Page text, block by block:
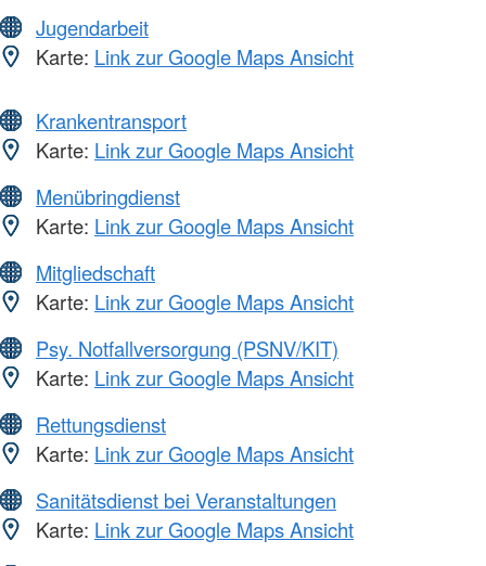
Jugendarbeit
Karte: Link zur Google Maps Ansicht
Krankentransport
Karte: Link zur Google Maps Ansicht
Menübringdienst
Karte: Link zur Google Maps Ansicht
Mitgliedschaft
Karte: Link zur Google Maps Ansicht
Psy. Notfallversorgung (PSNV/KIT)
Karte: Link zur Google Maps Ansicht
Rettungsdienst
Karte: Link zur Google Maps Ansicht
Sanitätsdienst bei Veranstaltungen
Karte: Link zur Google Maps Ansicht